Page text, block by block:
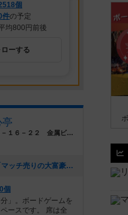
個
件の予定
均800円前後
ーする
亭
神奈川県横浜市西区南幸２－１６－２２ 金属ビル９階
[NEW] 【リスト追加】「マッチ売りの大富豪」他（2025年10月12日 14時52分）
個
」。ボードゲームを
ースです。 席は全